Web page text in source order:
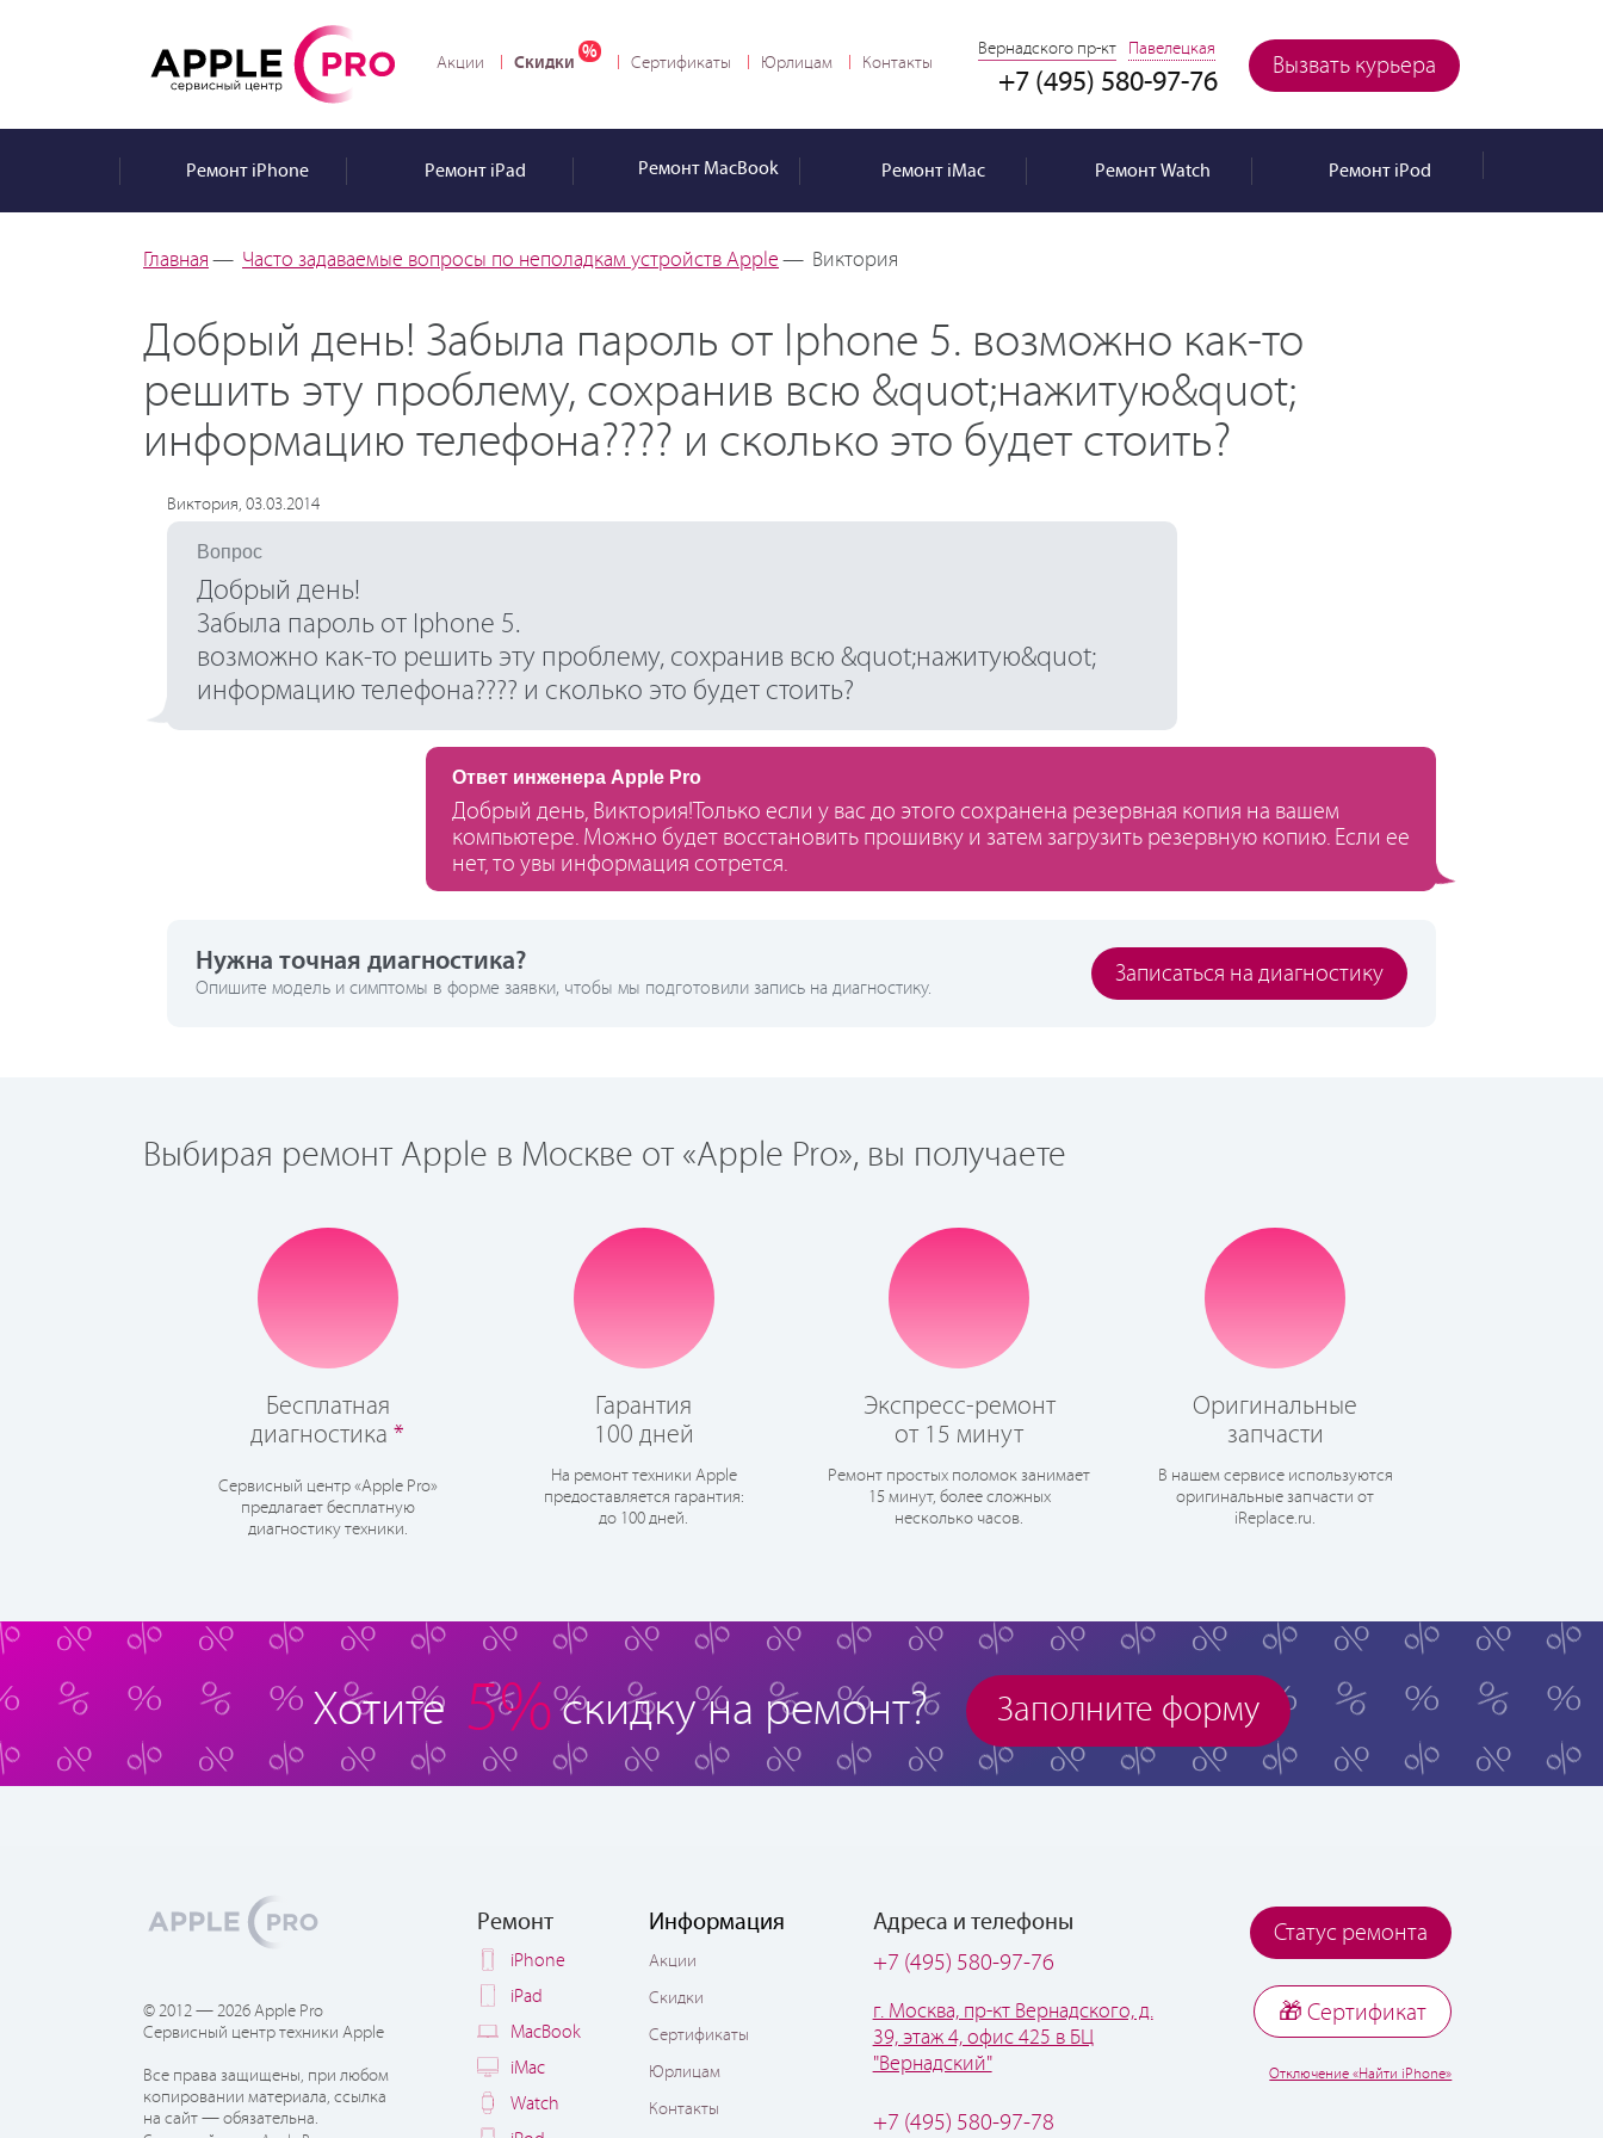
Вызвать курьера
Вернадского пр-кт Павелецкая
+7 (495) 580-97-76
Акции Скидки Сертификаты Юрлицам Контакты
РемонтiPhone РемонтiPad Ремонт MacBook РемонтiMac РемонтWatch РемонтiPod
Главная — Часто задаваемые вопросы по неполадкам устройств Apple — Виктория
Добрый день! Забыла пароль от Iphone 5. возможно как-то
решить эту проблему, сохранив всю &quot;нажитую&quot;
информацию телефона???? и сколько это будет стоить?
Виктория, 03.03.2014
Вопрос
Добрый день!
Забыла пароль от Iphone 5.
возможно как-то решить эту проблему, сохранив всю &quot;нажитую&quot;
информацию телефона???? и сколько это будет стоить?
Ответ инженера Apple Pro
Добрый день, Виктория!Только если у вас до этого сохранена резервная копия на вашем
компьютере. Можно будет восстановить прошивку и затем загрузить резервную копию. Если ее
нет, то увы информация сотрется.
Нужна точная диагностика?
Опишите модель и симптомы в форме заявки, чтобы мы подготовили запись на диагностику.
Записаться на диагностику
Выбирая ремонт Apple в Москве от «Apple Pro», вы получаете
Бесплатная
диагностика*
Сервисный центр «Apple Pro»
предлагает бесплатную
диагностику техники.
Гарантия
100 дней
На ремонт техники Apple
предоставляется гарантия:
до 100 дней.
Экспресс-ремонт
от 15 минут
Ремонт простых поломок занимает
15 минут, более сложных
несколько часов.
Оригинальные
запчасти
В нашем сервисе используются
оригинальные запчасти от
iReplace.ru.
Хотите 5% скидку на ремонт? Заполните форму
© 2012 — 2026 Apple Pro
Сервисный центр техники Apple
Все права защищены, при любом
копировании материала, ссылка
на сайт — обязательна.
Ремонт
iPhone
iPad
MacBook
iMac
Watch
Информация
Акции
Скидки
Сертификаты
Юрлицам
Контакты
Адреса и телефоны
+7 (495) 580-97-76
г. Москва, пр-кт Вернадского, д.
39, этаж 4, офис 425 в БЦ
"Вернадский"
+7 (495) 580-97-78
Статус ремонта
🎁 Cертификат
Отключение «Найти iPhone»